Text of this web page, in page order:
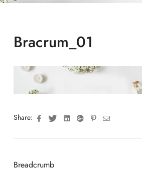
Bracrum_01
Share: FacebookTwitterLinkedinGoogle+Pinterest
Email
Breadcrumb